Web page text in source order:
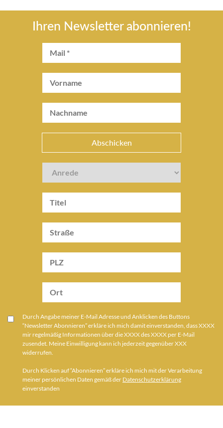
Ihren Newsletter abonnieren!
Durch Angabe meiner E-Mail Adresse und Anklicken des Buttons
“Newsletter Abonnieren” erkläre ich mich damit einverstanden, dass XXXX
mir regelmäßig Informationen über die XXXX des XXXX per E-Mail
zusendet. Meine Einwilligung kann ich jederzeit gegenüber XXX
widerrufen.
Durch Klicken auf “Abonnieren” erkläre ich mich mit der Verarbeitung
meiner persönlichen Daten gemäß der Datenschutzerklärung
einverstanden
Abschicken